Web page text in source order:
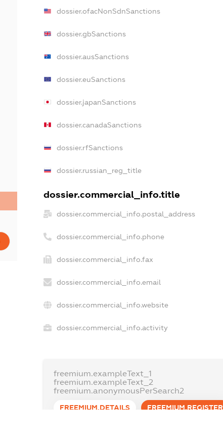
dossier.ofacNonSdnSanctions
dossier.gbSanctions
dossier.ausSanctions
dossier.euSanctions
dossier.japanSanctions
dossier.canadaSanctions
dossier.rfSanctions
dossier.russian_reg_title
dossier.commercial_info.title
dossier.commercial_info.postal_address
dossier.commercial_info.phone
dossier.commercial_info.fax
dossier.commercial_info.email
dossier.commercial_info.website
dossier.commercial_info.activity
freemium.exampleText_1
freemium.exampleText_2
freemium.anonymousPerSearch2
FREEMIUM.DETAILS FREEMIUM.REGISTER